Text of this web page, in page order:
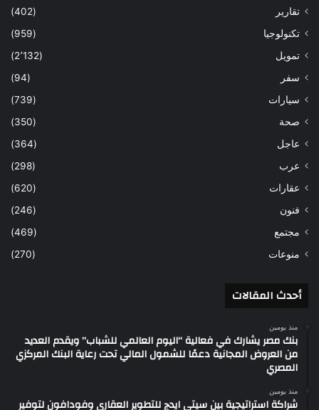
تقارير
(402)
تكنولوجيا
(959)
تمويل
(2٬132)
سفر
(94)
سيارات
(739)
صحة
(350)
عاجل
(364)
عرب
(298)
عقارات
(620)
فنون
(246)
مجتمع
(469)
منوعات
(270)
أحدث المقالات
منذ يومين
بنك مصر يشارك في فعالية “اليوم العالمي للشباب” ويقدم العديد
من العروض المجانية دعمًا للشمول المالي تحت رعاية البنك المركزي
المصري
منذ يومين
شراكة استراتيجية بين سيتي ايدج للتطوير العقارى وفودافون لتوفير